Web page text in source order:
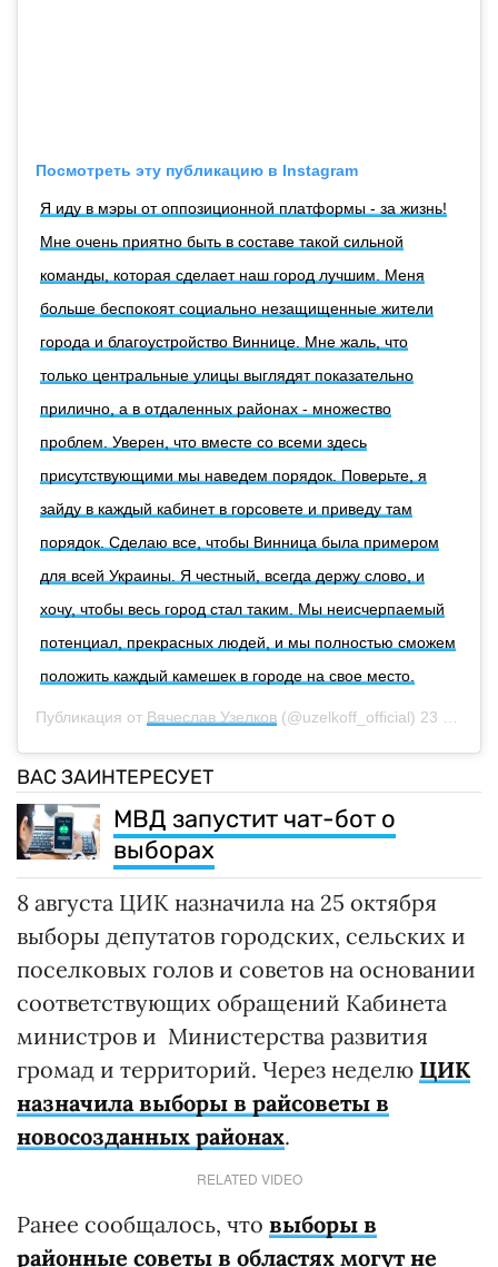
Посмотреть эту публикацию в Instagram
Я иду в мэры от оппозиционной платформы - за жизнь!
Мне очень приятно быть в составе такой сильной
команды, которая сделает наш город лучшим. Меня
больше беспокоят социально незащищенные жители
города и благоустройство Виннице. Мне жаль, что
только центральные улицы выглядят показательно
прилично, а в отдаленных районах - множество
проблем. Уверен, что вместе со всеми здесь
присутствующими мы наведем порядок. Поверьте, я
зайду в каждый кабинет в горсовете и приведу там
порядок. Сделаю все, чтобы Винница была примером
для всей Украины. Я честный, всегда держу слово, и
хочу, чтобы весь город стал таким. Мы неисчерпаемый
потенциал, прекрасных людей, и мы полностью сможем
положить каждый камешек в городе на свое место.
Публикация от Вячеслав Узелков (@uzelkoff_official) 23 Сен 2020 в 5:32 PDT
ВАС ЗАИНТЕРЕСУЕТ
МВД запустит чат-бот о
выборах
8 августа ЦИК назначила на 25 октября
выборы депутатов городских, сельских и
поселковых голов и советов на основании
соответствующих обращений Кабинета
министров и Министерства развития
громад и территорий. Через неделю ЦИК
назначила выборы в райсоветы в
новосозданных районах.
RELATED VIDEO
Ранее сообщалось, что выборы в
районные советы в областях могут не